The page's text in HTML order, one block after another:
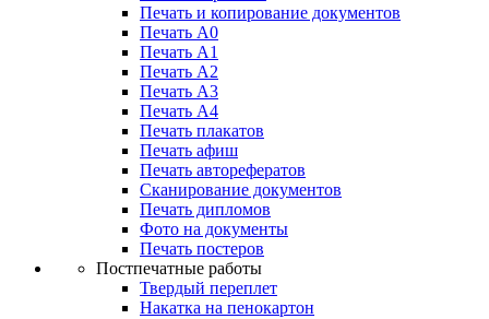
Печать и копирование документов
Печать А0
Печать А1
Печать А2
Печать А3
Печать А4
Печать плакатов
Печать афиш
Печать авторефератов
Сканирование документов
Печать дипломов
Фото на документы
Печать постеров
Постпечатные работы
Твердый переплет
Накатка на пенокартон